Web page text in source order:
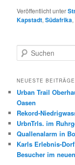
Veröffentlicht unter
Kapstadt,Südafrika,
u
h
n
NEUESTE BEITRÄGE
Urban Trail
Oasen
Rekord-
UrbnTrls. im
Quallenalarm in
Karls Erlebnis-
Besucher im